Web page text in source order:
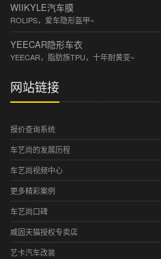
WIIKYLE汽车膜
ROLIPS，爱车隐形盔甲~
YEECAR隐形车衣
YEECAR，脂肪族TPU，十年耐黄变~
网站链接
报价查询系统
车艺尚的发展历程
车艺尚视频中心
更多精彩案例
车艺尚口碑
威固天猫授权专卖店
艺卡汽车改装